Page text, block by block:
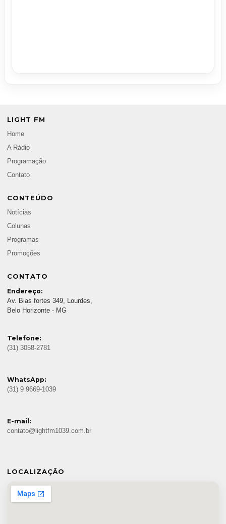
LIGHT FM
Home
A Rádio
Programação
Contato
CONTEÚDO
Notícias
Colunas
Programas
Promoções
CONTATO
Endereço:
Av. Bias fortes 349, Lourdes,
Belo Horizonte - MG
Telefone:
(31) 3058-2781
WhatsApp:
(31) 9 9669-1039
E-mail:
contato@lightfm1039.com.br
LOCALIZAÇÃO